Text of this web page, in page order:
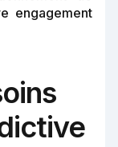
engagement